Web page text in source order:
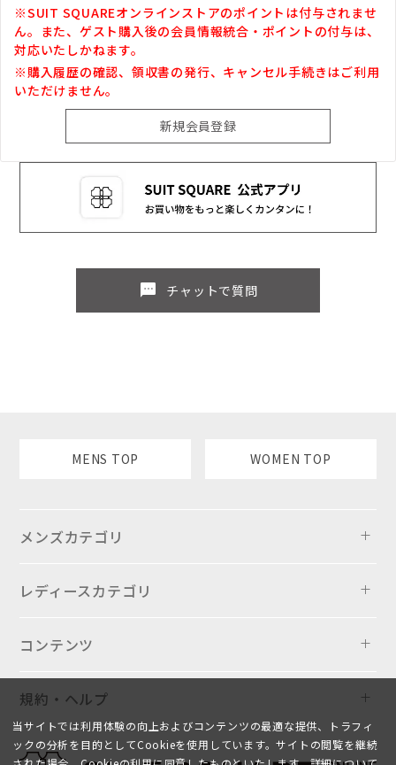
※SUIT SQUAREオンラインストアのポイントは付与されませ
ん。また、ゲスト購入後の会員情報統合・ポイントの付与は、
対応いたしかねます。
※購入履歴の確認、領収書の発行、キャンセル手続きはご利用
いただけません。
sms チャットで質問
MENS TOP WOMEN TOP
メンズカテゴリ
レディースカテゴリ
コンテンツ
規約・ヘルプ
当サイトでは利用体験の向上およびコンテンツの最適な提供、トラフィ
ックの分析を目的としてCookieを使用しています。サイトの閲覧を継続